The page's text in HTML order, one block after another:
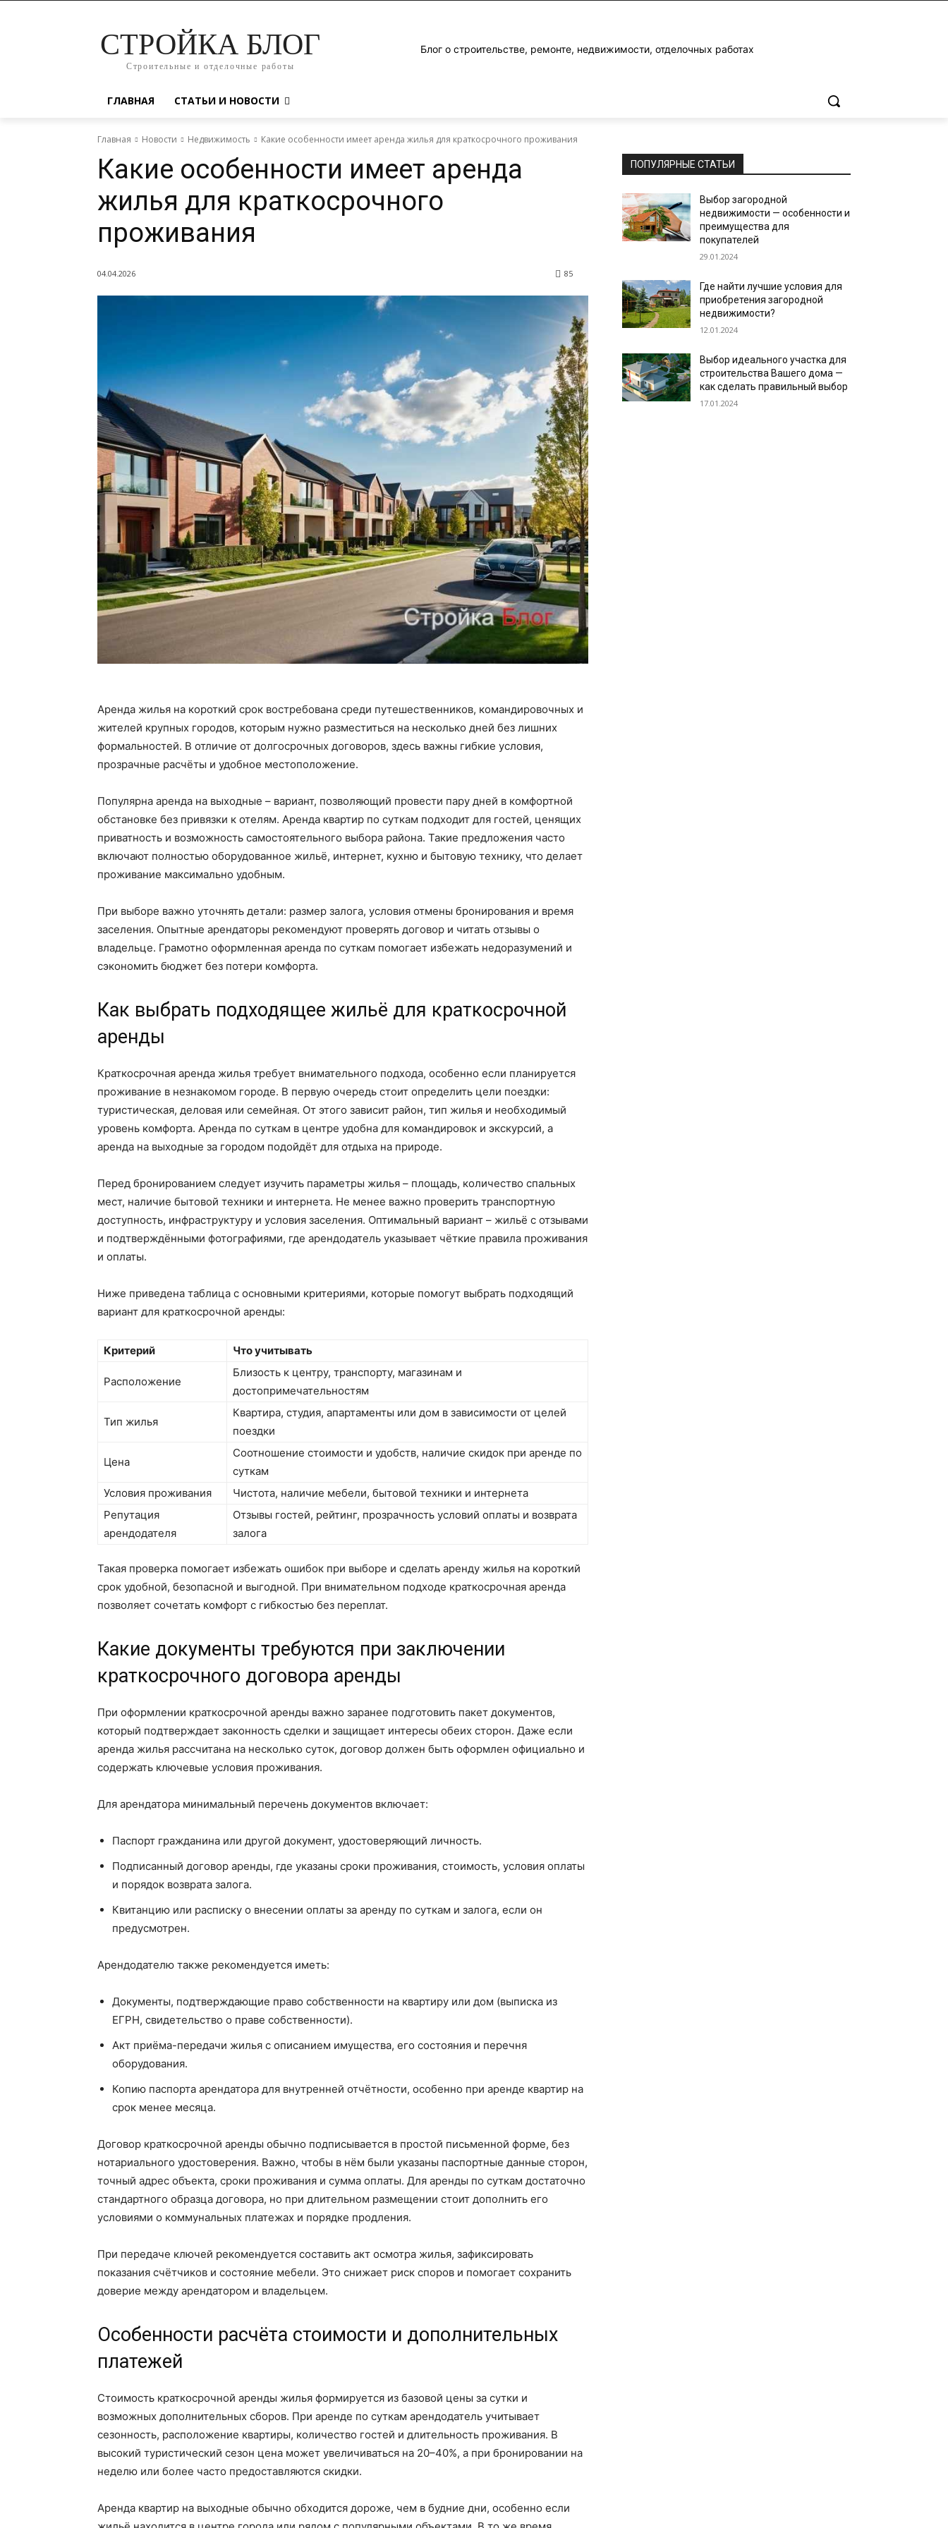
СТРОЙКА БЛОГ
Строительные и отделочные работы
Блог о строительстве, ремонте, недвижимости, отделочных работах
ГЛАВНАЯ СТАТЬИ И НОВОСТИ
Главная Новости Недвижимость Какие особенности имеет аренда жилья для краткосрочного проживания
Какие особенности имеет аренда
жилья для краткосрочного
проживания
04.04.2026 85
Аренда жилья на короткий срок востребована среди путешественников, командировочных и
жителей крупных городов, которым нужно разместиться на несколько дней без лишних
формальностей. В отличие от долгосрочных договоров, здесь важны гибкие условия,
прозрачные расчёты и удобное местоположение.
Популярна аренда на выходные – вариант, позволяющий провести пару дней в комфортной
обстановке без привязки к отелям. Аренда квартир по суткам подходит для гостей, ценящих
приватность и возможность самостоятельного выбора района. Такие предложения часто
включают полностью оборудованное жильё, интернет, кухню и бытовую технику, что делает
проживание максимально удобным.
При выборе важно уточнять детали: размер залога, условия отмены бронирования и время
заселения. Опытные арендаторы рекомендуют проверять договор и читать отзывы о
владельце. Грамотно оформленная аренда по суткам помогает избежать недоразумений и
сэкономить бюджет без потери комфорта.
Как выбрать подходящее жильё для краткосрочной
аренды
Краткосрочная аренда жилья требует внимательного подхода, особенно если планируется
проживание в незнакомом городе. В первую очередь стоит определить цели поездки:
туристическая, деловая или семейная. От этого зависит район, тип жилья и необходимый
уровень комфорта. Аренда по суткам в центре удобна для командировок и экскурсий, а
аренда на выходные за городом подойдёт для отдыха на природе.
Перед бронированием следует изучить параметры жилья – площадь, количество спальных
мест, наличие бытовой техники и интернета. Не менее важно проверить транспортную
доступность, инфраструктуру и условия заселения. Оптимальный вариант – жильё с отзывами
и подтверждёнными фотографиями, где арендодатель указывает чёткие правила проживания
и оплаты.
Ниже приведена таблица с основными критериями, которые помогут выбрать подходящий
вариант для краткосрочной аренды:
Критерий Что учитывать
Расположение
Близость к центру, транспорту, магазинам и
достопримечательностям
Тип жилья
Квартира, студия, апартаменты или дом в зависимости от целей
поездки
Цена
Соотношение стоимости и удобств, наличие скидок при аренде по
суткам
Условия проживания
Чистота, наличие мебели, бытовой техники и интернета
Репутация
арендодателя
Отзывы гостей, рейтинг, прозрачность условий оплаты и возврата
залога
Такая проверка помогает избежать ошибок при выборе и сделать аренду жилья на короткий
срок удобной, безопасной и выгодной. При внимательном подходе краткосрочная аренда
позволяет сочетать комфорт с гибкостью без переплат.
Какие документы требуются при заключении
краткосрочного договора аренды
При оформлении краткосрочной аренды важно заранее подготовить пакет документов,
который подтверждает законность сделки и защищает интересы обеих сторон. Даже если
аренда жилья рассчитана на несколько суток, договор должен быть оформлен официально и
содержать ключевые условия проживания.
Для арендатора минимальный перечень документов включает:
Паспорт гражданина или другой документ, удостоверяющий личность.
Подписанный договор аренды, где указаны сроки проживания, стоимость, условия оплаты
и порядок возврата залога.
Квитанцию или расписку о внесении оплаты за аренду по суткам и залога, если он
предусмотрен.
Арендодателю также рекомендуется иметь:
Документы, подтверждающие право собственности на квартиру или дом (выписка из
ЕГРН, свидетельство о праве собственности).
Акт приёма-передачи жилья с описанием имущества, его состояния и перечня
оборудования.
Копию паспорта арендатора для внутренней отчётности, особенно при аренде квартир на
срок менее месяца.
Договор краткосрочной аренды обычно подписывается в простой письменной форме, без
нотариального удостоверения. Важно, чтобы в нём были указаны паспортные данные сторон,
точный адрес объекта, сроки проживания и сумма оплаты. Для аренды по суткам достаточно
стандартного образца договора, но при длительном размещении стоит дополнить его
условиями о коммунальных платежах и порядке продления.
При передаче ключей рекомендуется составить акт осмотра жилья, зафиксировать
показания счётчиков и состояние мебели. Это снижает риск споров и помогает сохранить
доверие между арендатором и владельцем.
Особенности расчёта стоимости и дополнительных
платежей
Стоимость краткосрочной аренды жилья формируется из базовой цены за сутки и
возможных дополнительных сборов. При аренде по суткам арендодатель учитывает
сезонность, расположение квартиры, количество гостей и длительность проживания. В
высокий туристический сезон цена может увеличиваться на 20–40%, а при бронировании на
неделю или более часто предоставляются скидки.
Аренда квартир на выходные обычно обходится дороже, чем в будние дни, особенно если
ПОПУЛЯРНЫЕ СТАТЬИ
Выбор загородной
недвижимости — особенности и
преимущества для
покупателей
29.01.2024
Где найти лучшие условия для
приобретения загородной
недвижимости?
12.01.2024
Выбор идеального участка для
строительства Вашего дома —
как сделать правильный выбор
17.01.2024